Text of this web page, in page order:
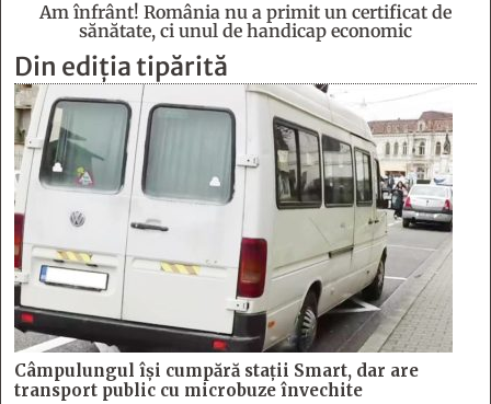
Am înfrânt! România nu a primit un certificat de
sănătate, ci unul de handicap economic
Din ediția tipărită
Câmpulungul îşi cumpără staţii Smart, dar are
transport public cu microbuze învechite